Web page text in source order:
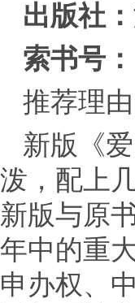
出版社
索书号
推荐理由
新版《
泼，配上
新版与原
年中的重
申办权、